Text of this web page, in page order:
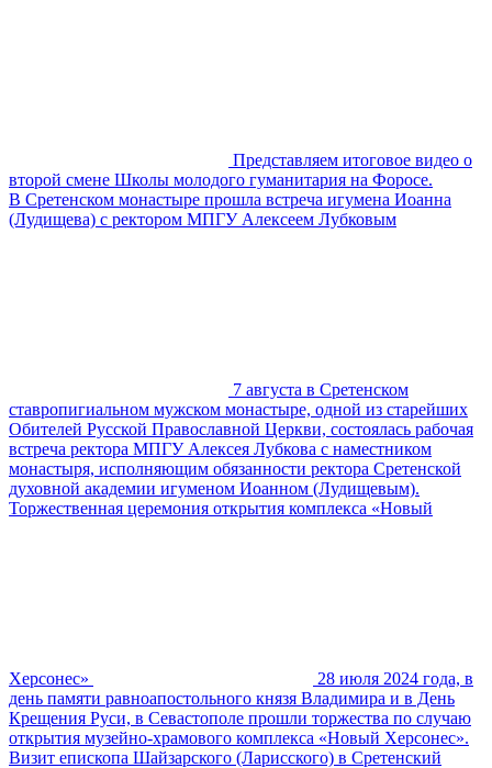
Представляем итоговое видео о
второй смене Школы молодого гуманитария на Форосе.
В Сретенском монастыре прошла встреча игумена Иоанна
(Лудищева) с ректором МПГУ Алексеем Лубковым
7 августа в Сретенском
ставропигиальном мужском монастыре, одной из старейших
Обителей Русской Православной Церкви, состоялась рабочая
встреча ректора МПГУ Алексея Лубкова с наместником
монастыря, исполняющим обязанности ректора Сретенской
духовной академии игуменом Иоанном (Лудищевым).
Торжественная церемония открытия комплекса «Новый
Херсонес»
28 июля 2024 года, в
день памяти равноапостольного князя Владимира и в День
Крещения Руси, в Севастополе прошли торжества по случаю
открытия музейно-храмового комплекса «Новый Херсонес».
Визит епископа Шайзарского (Ларисского) в Сретенский